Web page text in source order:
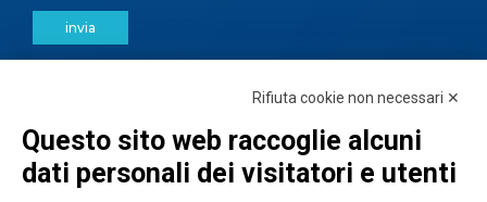
invia
Rifiuta cookie non necessari ✕
Questo sito web raccoglie alcuni
dati personali dei visitatori e utenti